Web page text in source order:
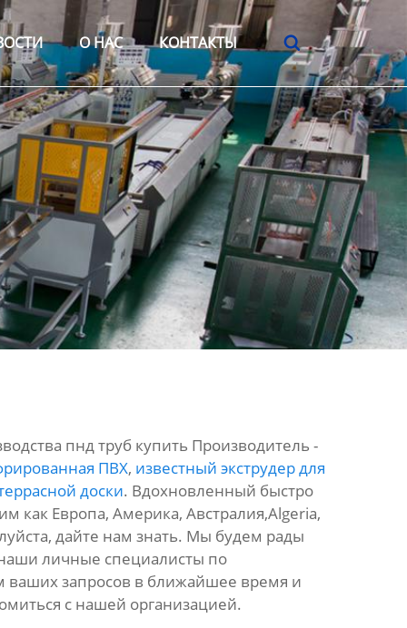
О HАС КОНТАКТЫ 
пнд труб купить Производитель -
ПВХ, известный экструдер для
доски. Вдохновленный быстро
как Европа, Америка, Австралия,Algeria,
дайте нам знать. Мы будем рады
личные специалисты по
ваших запросов в ближайшее время и
с нашей организацией.